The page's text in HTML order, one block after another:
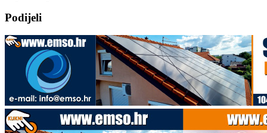
Podijeli